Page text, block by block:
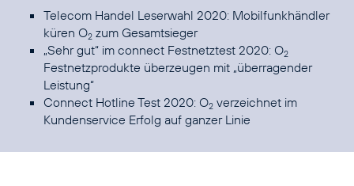
Telecom Handel Leserwahl 2020: Mobilfunkhändler
küren O2 zum Gesamtsieger
„Sehr gut“ im connect Festnetztest 2020: O2
Festnetzprodukte überzeugen mit „überragender
Leistung“
Connect Hotline Test 2020: O2 verzeichnet im
Kundenservice Erfolg auf ganzer Linie